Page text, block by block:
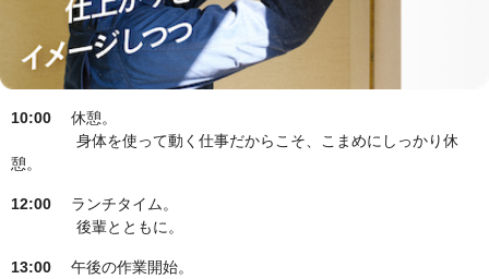
10:00 休憩。
身体を使って動く仕事だからこそ、こまめにしっかり休
憩。
12:00 ランチタイム。
後輩とともに。
13:00 午後の作業開始。